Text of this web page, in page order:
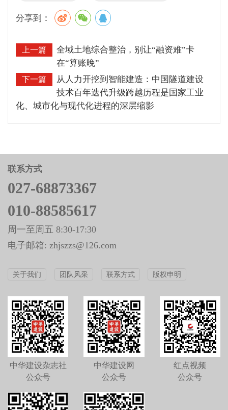
分享到：
上一篇
全域土地综合整治，别让“融资难”卡
在“算账晚”
下一篇
从人力开挖到智能建造：中国隧道建设
技术百年迭代升级跨越历程是国家工业
化、城市化与现代化进程的深层缩影
联系方式
027-68873367
010-88585617
周一至周五 8:30-17:30
电子邮箱: zhjszzs@126.com
关于我们 团队风采 联系方式 版权申明
中华建设杂志社
公众号
中华建设网
公众号
红点视频
公众号